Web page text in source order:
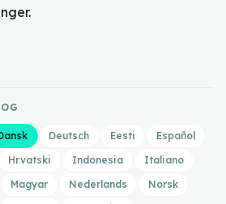
Deutsch Eesti
Español
Hrvatski Indonesia
Italiano
Magyar Nederlands
Norsk